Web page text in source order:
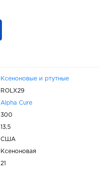
Ксеноновые и ртутные
ROLX29
Alpha Cure
300
13,5
США
Ксеноновая
21